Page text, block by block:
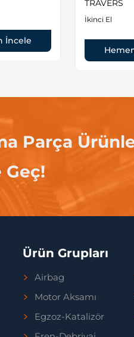
İncele
TRAVERS
İkinci El
Parça
Ürün Grupları
Airbag
Motor Aksamı
Egzoz-Katalizör